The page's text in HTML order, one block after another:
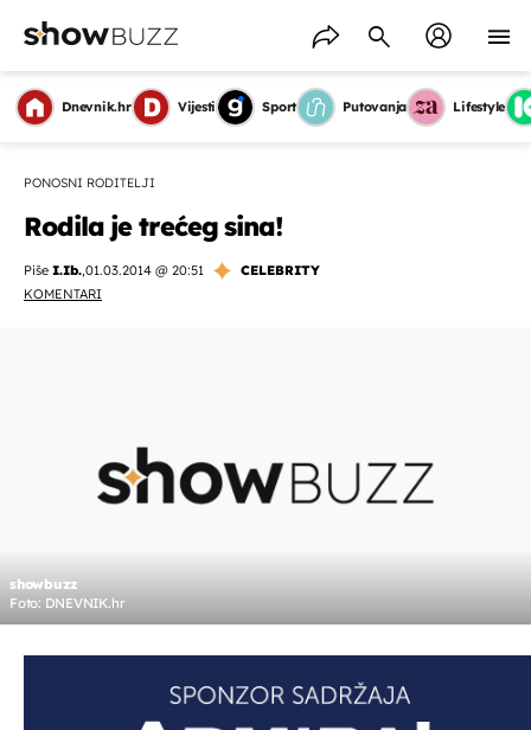
Dnevnik.hr Vijesti Sport Putovanja Lifestyle
PONOSNI RODITELJI
Rodila je trećeg sina!
Piše I.Ib.,01.03.2014 @ 20:51
CELEBRITY
KOMENTARI
showbuzz
Foto: DNEVNIK.hr
OMOGUĆI OBAVIJESTI